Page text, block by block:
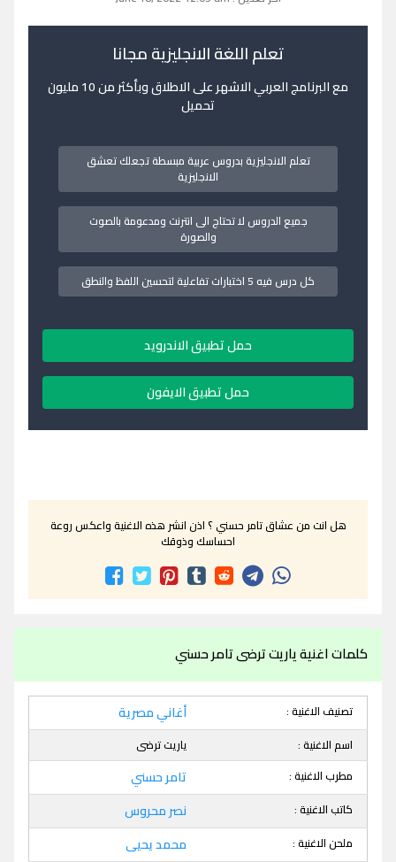
تعلم اللغة الانجليزية مجانا
مع البرنامج العربي الاشهر على الاطلاق وبأكثر من 10 مليون
تحميل
تعلم الانجليزية بدروس عربية مبسطة تجعلك تعشق
الانجليزية
جميع الدروس لا تحتاج الى انترنت ومدعومة بالصوت
والصورة
كل درس فيه 5 اختبارات تفاعلية لتحسين اللفظ والنطق
حمل تطبيق الاندرويد
حمل تطبيق الايفون
هل انت من عشاق تامر حسني ؟ اذن انشر هذه الاغنية واعكس روعة
احساسك وذوقك
كلمات اغنية ياريت ترضى تامر حسني
تصنيف الاغنية : أغاني مصرية
اسم الاغنية :
ياريت ترضى
مطرب الاغنية :
تامر حسني
كاتب الاغنية : نصر محروس
ملحن الاغنية : محمد يحيى